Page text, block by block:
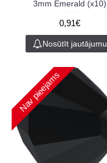
3mm Emerald (x10)
0,91€
Nosūtīt jautājumu
Nav pieejams